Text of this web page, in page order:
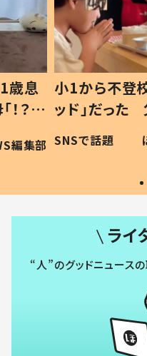
フテ
食”を
編集部
ひ孫にデレ
が、抱っこす
「涙が出まし
い」
ライ
“人”のグッドニュース